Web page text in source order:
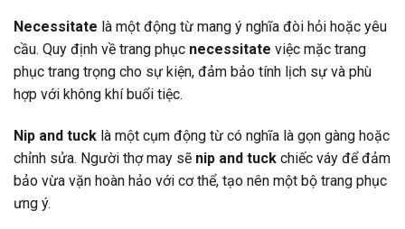
Necessitate là một động từ mang ý nghĩa đòi hỏi hoặc yêu
cầu. Quy định về trang phục necessitate việc mặc trang
phục trang trọng cho sự kiện, đảm bảo tính lịch sự và phù
hợp với không khí buổi tiệc.
Nip and tuck là một cụm động từ có nghĩa là gọn gàng hoặc
chỉnh sửa. Người thợ may sẽ nip and tuck chiếc váy để đảm
bảo vừa vặn hoàn hảo với cơ thể, tạo nên một bộ trang phục
ưng ý.